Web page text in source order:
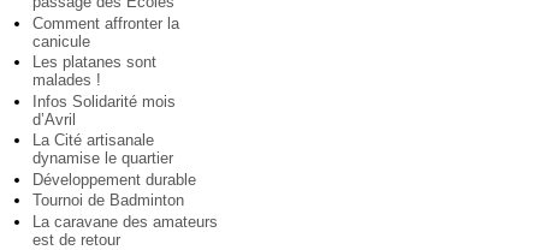
Comment affronter la
canicule
Les platanes sont
malades !
Infos Solidarité mois
d’Avril
La Cité artisanale
dynamise le quartier
Développement durable
Tournoi de Badminton
La caravane des amateurs
est de retour